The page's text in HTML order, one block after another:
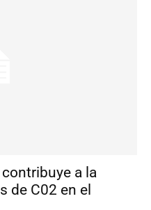
a la
de C02 en el